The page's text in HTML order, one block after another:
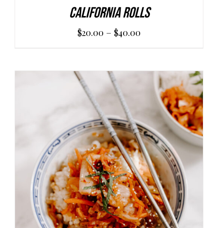
California Rolls
$20.00 – $40.00
AGGIUNGI AL CARRELLO / DETAILS